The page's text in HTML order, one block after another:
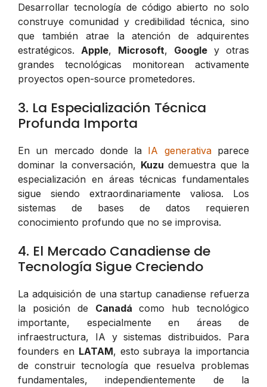
Desarrollar tecnología de código abierto no solo
construye comunidad y credibilidad técnica, sino
que también atrae la atención de adquirentes
estratégicos. Apple, Microsoft, Google y otras
grandes tecnológicas monitorean activamente
proyectos open-source prometedores.
3. La Especialización Técnica
Profunda Importa
En un mercado donde la IA generativaparece
dominar la conversación, Kuzu demuestra que la
especialización en áreas técnicas fundamentales
sigue siendo extraordinariamente valiosa. Los
sistemas de bases de datos requieren
conocimiento profundo que no se improvisa.
4. El Mercado Canadiense de
Tecnología Sigue Creciendo
La adquisición de una startup canadiense refuerza
la posición de Canadá como hub tecnológico
importante, especialmente en áreas de
infraestructura, IA y sistemas distribuidos. Para
founders en LATAM, esto subraya la importancia
de construir tecnología que resuelva problemas
fundamentales, independientemente de la